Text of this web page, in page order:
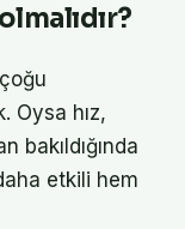
Oysa hız,
bakıldığında
etkili hem